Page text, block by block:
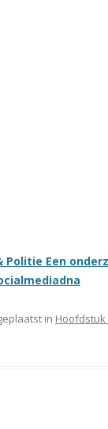
Politie Een
in Hoofdstuk